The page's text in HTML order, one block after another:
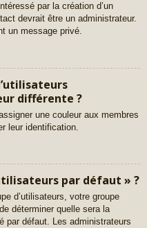
par la création d’un
devrait être un administrateur.
un message privé.
différente ?
une couleur aux membres
leur identification.
par défaut » ?
d’utilisateurs, votre groupe
déterminer quelle sera la
par défaut. Les administrateurs